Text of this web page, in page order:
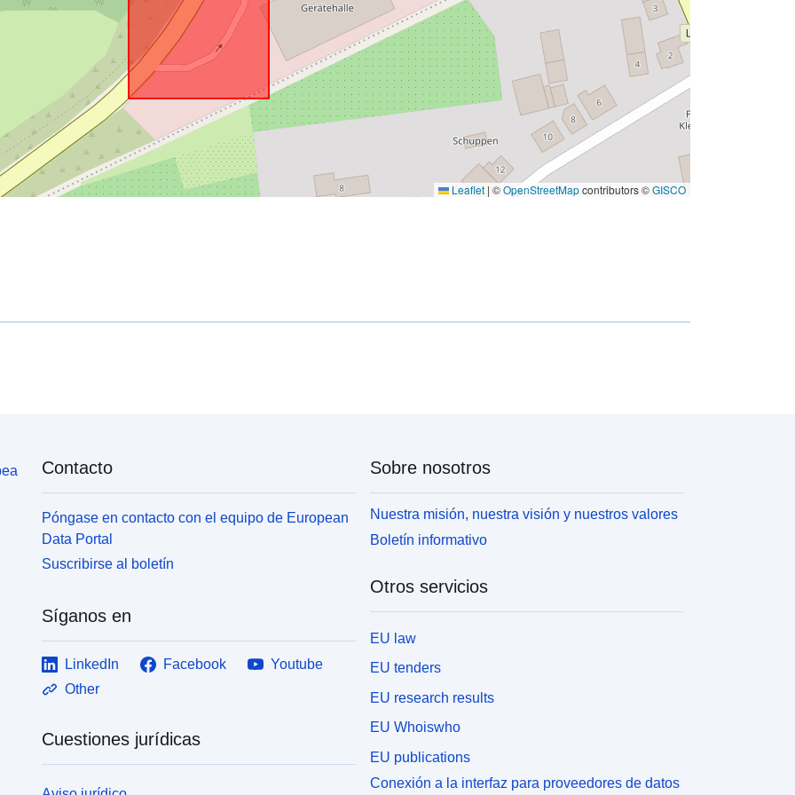
Leaflet | ©OpenStreetMapcontributors ©GISCO
Contacto
Póngase en contacto con el equipo de European
Data Portal
Suscribirse al boletín
Síganos en
LinkedIn Facebook
Youtube
Other
Cuestiones jurídicas
Sobre nosotros
Nuestra misión, nuestra visión y nuestros valores
Boletín informativo
Otros servicios
EU law
EU tenders
EU research results
EU Whoiswho
EU publications
Conexión a la interfaz para proveedores de datos